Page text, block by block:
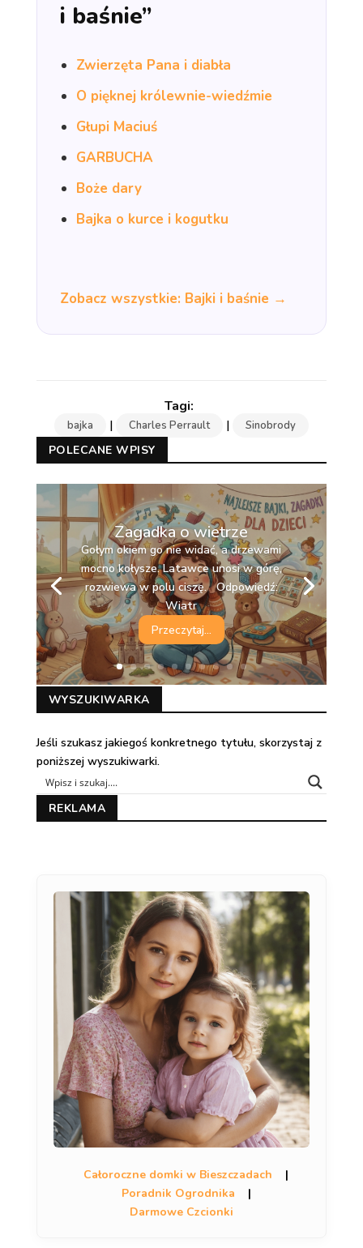
i baśnie”
Zwierzęta Pana i diabła
O pięknej królewnie-wiedźmie
Głupi Maciuś
GARBUCHA
Boże dary
Bajka o kurce i kogutku
Zobacz wszystkie: Bajki i baśnie →
bajka | Charles Perrault | Sinobrody
POLECANE WPISY
Zagadka o wietrze
Gołym okiem go nie widać, a drzewami
mocno kołysze. Latawce unosi w górę,
rozwiewa w polu ciszę. Odpowiedź:
Wiatr
Przeczytaj...
Kapie z nieba w kropelkach, moczy
drzewa i trawę. Gdy zaczyna padać,
przerywa ci zabawę. Odpowiedź:
Deszcz
WYSZUKIWARKA
Jeśli szukasz jakiegoś konkretnego tytułu, skorzystaj z
poniższej wyszukiwarki.
REKLAMA
Całoroczne domki w Bieszczadach
|
Poradnik Ogrodnika
|
Darmowe Czcionki